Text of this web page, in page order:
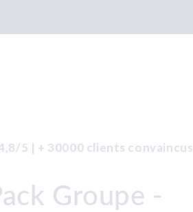
5 | + 30000 clients convaincus
Groupe -